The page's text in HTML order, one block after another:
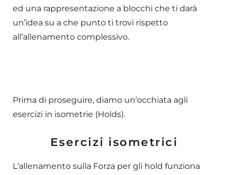
ed una rappresentazione a blocchi che ti darà
un’idea su a che punto ti trovi rispetto
all’allenamento complessivo.
Prima di proseguire, diamo un’occhiata agli
esercizi in isometrie (Holds).
Esercizi isometrici
L'allenamento sulla Forza per gli hold funziona